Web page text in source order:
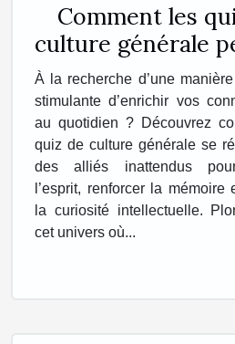
Comment les
culture générale
enrichir votre
?
À la recherche d’une
stimulante d’enrichir vos
au quotidien ? Découvrez
quiz de culture générale se
des alliés inattendus
l’esprit, renforcer la mémoire
la curiosité intellectuelle.
cet univers où...